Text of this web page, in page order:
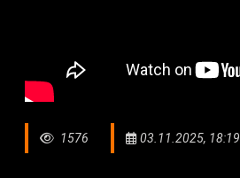
1576 03.11.2025, 18:19